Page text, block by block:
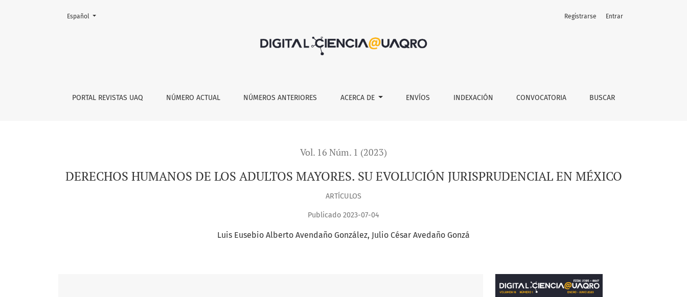
DERECHOS HUMANOS DE LOS ADULTOS MAYORES. SU EVOLUCIÓN JURISPRUDENCIAL EN MÉXICO
PORTAL REVISTAS UAQ NÚMERO ACTUAL NÚMEROS ANTERIORES ACERCA DE ENVÍOS INDEXACIÓN CONVOCATORIA BUSCAR
Registrarse Entrar
Cambiar el idioma. El actual es:
Español
Vol. 16 Núm. 1 (2023)
DERECHOS HUMANOS DE LOS ADULTOS MAYORES. SU EVOLUCIÓN JURISPRUDENCIAL EN MÉXICO
ARTÍCULOS
Publicado 2023-07-04
Luis Eusebio Alberto Avendaño González Julio César Avedaño Gonzá